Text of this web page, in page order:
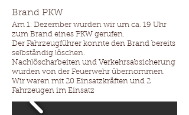
Brand PKW
Am 1. Dezember wurden wir um ca. 19 Uhr
zum Brand eines PKW gerufen.
Der Fahrzeugführer konnte den Brand bereits
selbständig löschen.
Nachlöscharbeiten und Verkehrsabsicherung
wurden von der Feuerwehr übernommen.
Wir waren mit 20 Einsatzkräften und 2
Fahrzeugen im Einsatz